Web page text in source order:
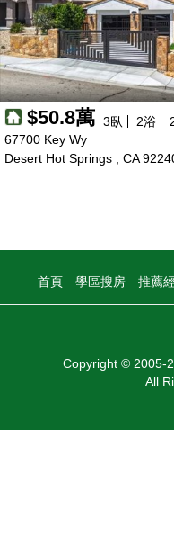
$50.8萬 3臥 2浴
67700 Key Wy
Desert Hot Springs , CA
首頁 學區搜房 推薦
Copyright © 2005-
All